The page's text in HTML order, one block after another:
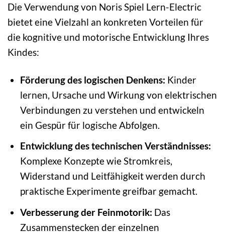
Die Verwendung von Noris Spiel Lern-Electric
bietet eine Vielzahl an konkreten Vorteilen für
die kognitive und motorische Entwicklung Ihres
Kindes:
Förderung des logischen Denkens: Kinder
lernen, Ursache und Wirkung von elektrischen
Verbindungen zu verstehen und entwickeln
ein Gespür für logische Abfolgen.
Entwicklung des technischen Verständnisses:
Komplexe Konzepte wie Stromkreis,
Widerstand und Leitfähigkeit werden durch
praktische Experimente greifbar gemacht.
Verbesserung der Feinmotorik: Das
Zusammenstecken der einzelnen